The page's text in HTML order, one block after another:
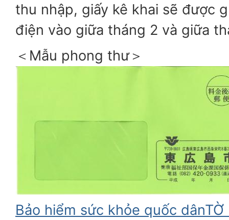
thu nhập, giấy kê khai sẽ được
điện vào giữa tháng 2 và giữa
＜Mẫu phong thư＞
Bảo hiểm sức khỏe quốc dânTỜ